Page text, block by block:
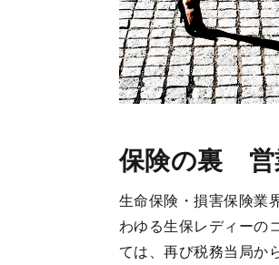
保険の裏 営
生命保険・損害保険業
わゆる生保レディーの
ては、再び税務当局か